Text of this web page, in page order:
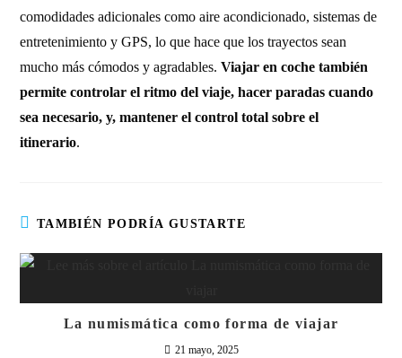
comodidades adicionales como aire acondicionado, sistemas de
entretenimiento y GPS, lo que hace que los trayectos sean
mucho más cómodos y agradables.Viajar en coche también
permite controlar el ritmo del viaje, hacer paradas cuando
sea necesario, y, mantener el control total sobre el
itinerario.
TAMBIÉN PODRÍA GUSTARTE
La numismática como forma de viajar
21 mayo, 2025